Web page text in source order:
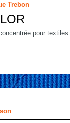
Trebon
pour